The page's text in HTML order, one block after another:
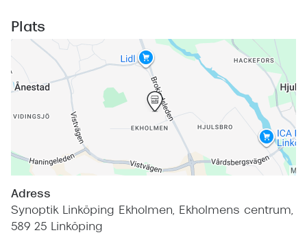
Plats
Adress
Synoptik Linköping Ekholmen, Ekholmens centrum,
589 25 Linköping